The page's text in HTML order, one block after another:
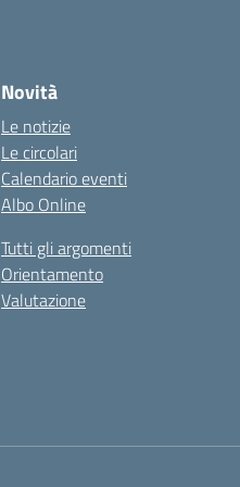
Novità
Le notizie
Le circolari
Calendario eventi
Albo Online
Tutti gli argomenti
Orientamento
Valutazione